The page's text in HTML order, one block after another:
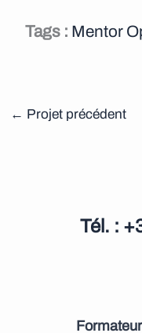
Tags : Mentor
← Projet précédent
Tél. :